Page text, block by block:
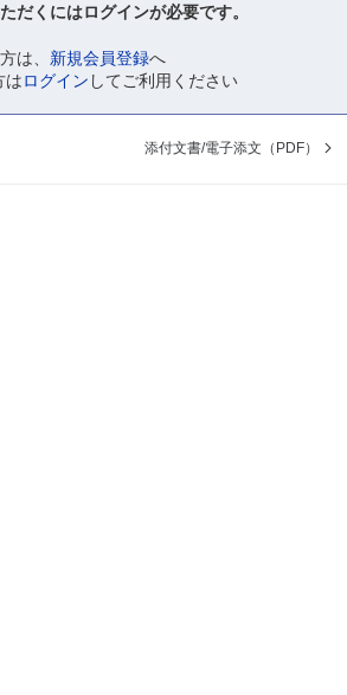
だくにはログインが必要です。
は、 新規会員登録へ
はログイン してご利用ください
添付文書/電子添文（PDF）